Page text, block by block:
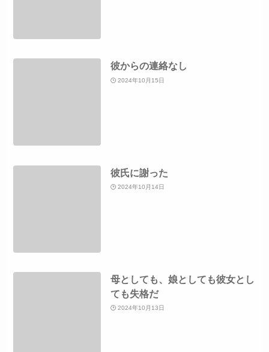
彼からの連絡なし
2024年10月15日
彼氏に謝った
2024年10月14日
母としても、娘としても彼女とし
ても失格だ
2024年10月13日